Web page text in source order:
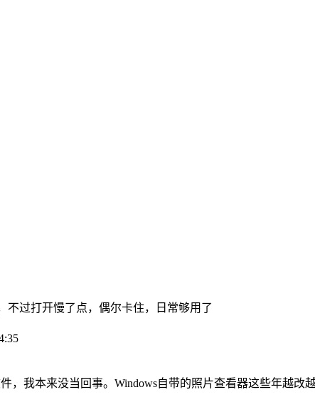
不过打开慢了点，偶尔卡住，日常够用了
，我本来没当回事。Windows自带的照片查看器这些年越